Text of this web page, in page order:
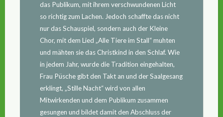
das Publikum, mit ihrem verschwundenen Licht
so richtig zum Lachen. Jedoch schaffte das nicht
nur das Schauspiel, sondern auch der Kleine
Chor, mit dem Lied „Alle Tiere im Stall“ muhten
und mähten sie das Christkind in den Schlaf. Wie
in jedem Jahr, wurde die Tradition eingehalten,
Frau Püsche gibt den Takt an und der Saalgesang
erklingt, „Stille Nacht“ wird von allen
Mitwirkenden und dem Publikum zusammen
gesungen und bildet damit den Abschluss der